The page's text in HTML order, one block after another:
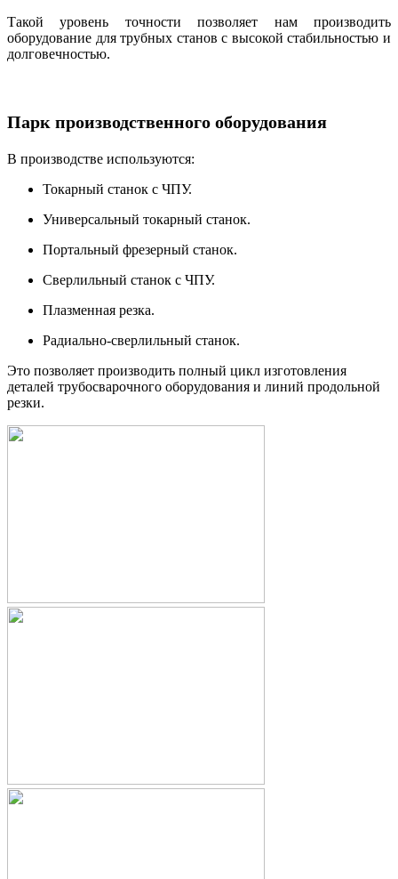
Такой уровень точности позволяет нам производить
оборудование для трубных станов с высокой стабильностью и
долговечностью.
Парк производственного оборудования
В производстве используются:
Токарный станок с ЧПУ.
Универсальный токарный станок.
Портальный фрезерный станок.
Сверлильный станок с ЧПУ.
Плазменная резка.
Радиально-сверлильный станок.
Это позволяет производить полный цикл изготовления
деталей трубосварочного оборудования и линий продольной
резки.